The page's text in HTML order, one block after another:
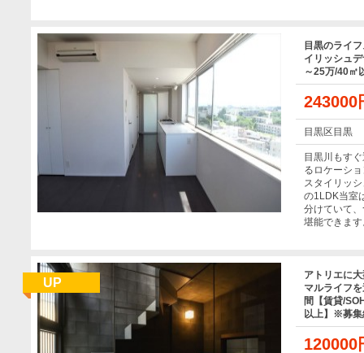
目黒のライ
イリッシュ
～25万/40㎡
目黒区目黒
目黒川もす
るロケーシ
スタイリッ
の1LDK当室
分けていて
堪能できま
UP
アトリエに
マルライフ
間【賃貸/
以上】※募集